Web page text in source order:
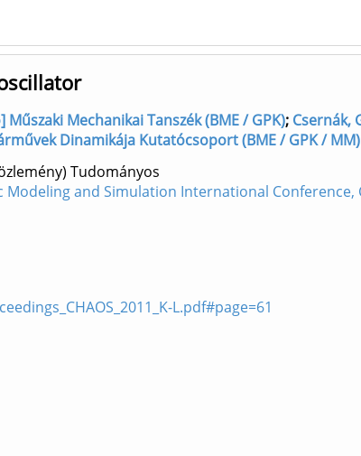
Mechanikai Tanszék (BME / GPK); Csernák,
Dinamikája Kutatócsoport (BME / GPK / MM)
Tudományos
and Simulation International Conference,
L.pdf#page=61